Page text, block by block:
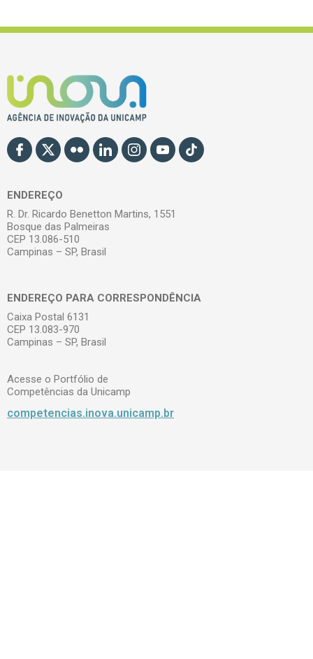
ENDEREÇO
R. Dr. Ricardo Benetton Martins, 1551
Bosque das Palmeiras
CEP 13.086-510
Campinas – SP, Brasil
ENDEREÇO PARA CORRESPONDÊNCIA
Caixa Postal 6131
CEP 13.083-970
Campinas – SP, Brasil
Acesse o Portfólio de
Competências da Unicamp
competencias.inova.unicamp.br